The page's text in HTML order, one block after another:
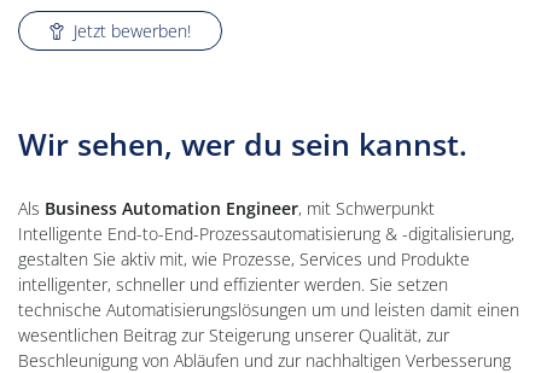
Jetzt bewerben!
Wir sehen, wer du sein kannst.
Als Business Automation Engineer, mit Schwerpunkt
Intelligente End-to-End-Prozessautomatisierung & -digitalisierung,
gestalten Sie aktiv mit, wie Prozesse, Services und Produkte
intelligenter, schneller und effizienter werden. Sie setzen
technische Automatisierungslösungen um und leisten damit einen
wesentlichen Beitrag zur Steigerung unserer Qualität, zur
Beschleunigung von Abläufen und zur nachhaltigen Verbesserung